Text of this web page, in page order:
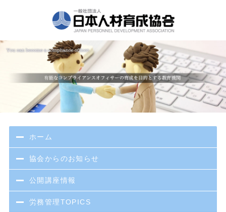
ホーム
協会からのお知らせ
公開講座情報
労務管理TOPICS